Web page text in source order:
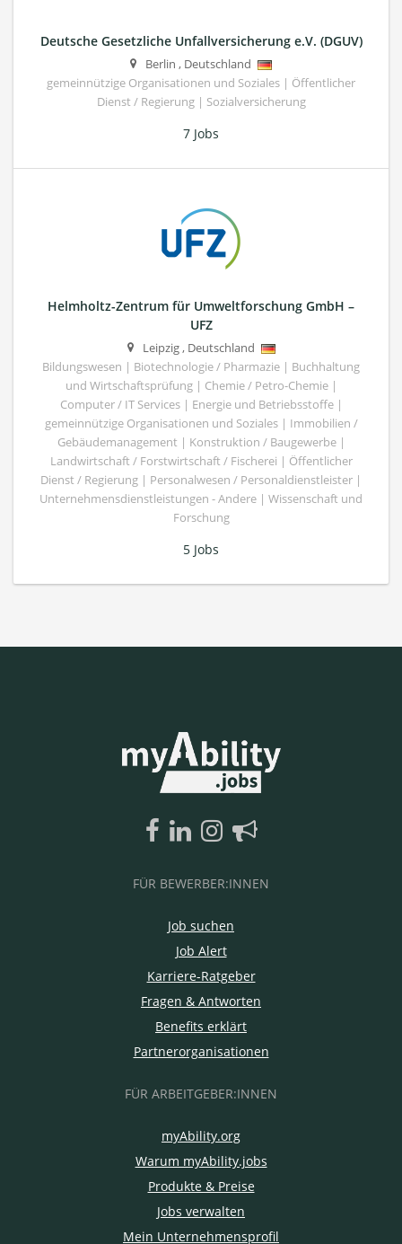
Deutsche Gesetzliche Unfallversicherung e.V. (DGUV)
Berlin , Deutschland
gemeinnützige Organisationen und Soziales | Öffentlicher
Dienst / Regierung | Sozialversicherung
7 Jobs
Helmholtz-Zentrum für Umweltforschung GmbH –
UFZ
Leipzig, Deutschland
Bildungswesen | Biotechnologie / Pharmazie | Buchhaltung
und Wirtschaftsprüfung | Chemie / Petro-Chemie |
Computer / IT Services | Energie und Betriebsstoffe |
gemeinnützige Organisationen und Soziales | Immobilien /
Gebäudemanagement | Konstruktion / Baugewerbe |
Landwirtschaft / Forstwirtschaft / Fischerei | Öffentlicher
Dienst / Regierung | Personalwesen / Personaldienstleister |
Unternehmensdienstleistungen - Andere | Wissenschaft und
Forschung
5 Jobs
FÜR BEWERBER:INNEN
Job suchen
Job Alert
Karriere-Ratgeber
Fragen & Antworten
Benefits erklärt
Partnerorganisationen
FÜR ARBEITGEBER:INNEN
myAbility.org
Warum myAbility.jobs
Produkte & Preise
Jobs verwalten
Mein Unternehmensprofil